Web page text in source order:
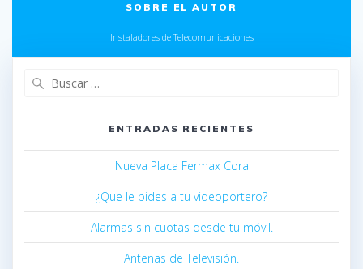
SOBRE EL AUTOR
Instaladores de Telecomunicaciones
ENTRADAS RECIENTES
Nueva Placa Fermax Cora
¿Que le pides a tu videoportero?
Alarmas sin cuotas desde tu móvil.
Antenas de Televisión.